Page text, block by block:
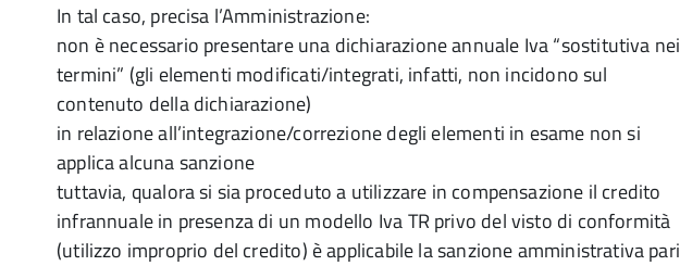
In tal caso, precisa l’Amministrazione:
non è necessario presentare una dichiarazione annuale Iva “sostitutiva nei
termini” (gli elementi modificati/integrati, infatti, non incidono sul
contenuto della dichiarazione)
in relazione all’integrazione/correzione degli elementi in esame non si
applica alcuna sanzione
tuttavia, qualora si sia proceduto a utilizzare in compensazione il credito
infrannuale in presenza di un modello Iva TR privo del visto di conformità
(utilizzo improprio del credito) è applicabile la sanzione amministrativa pari